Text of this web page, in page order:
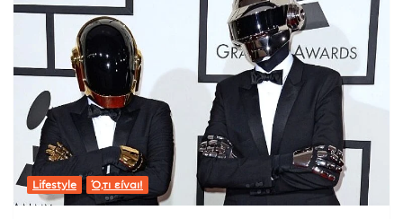
Lifestyle Ό,τι είναι!